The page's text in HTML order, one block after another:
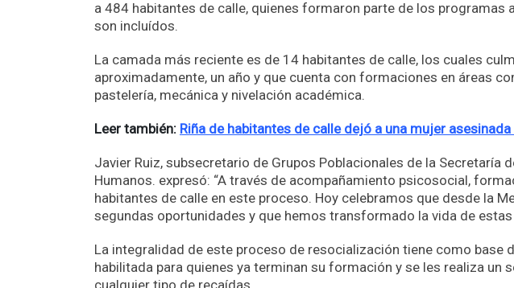
a 484 habitantes de calle, quienes formaron parte de los
son incluídos.
La camada más reciente es de 14 habitantes de calle, los cuales
aproximadamente, un año y que cuenta con formaciones en áreas
pastelería, mecánica y nivelación académica.
Leer también: Riña de habitantes de calle dejó a una mujer
Javier Ruiz, subsecretario de Grupos Poblacionales de la Secretaría
Humanos. expresó: “A través de acompañamiento psicosocial,
habitantes de calle en este proceso. Hoy celebramos que desde la
segundas oportunidades y que hemos transformado la vida de
La integralidad de este proceso de resocialización tiene como base
habilitada para quienes ya terminan su formación y se les realiza un
cualquier tipo de recaídas.